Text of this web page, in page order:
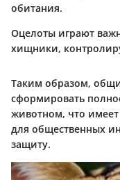
обитания.
Оцелоты играют
хищники,
Таким образом,
сформировать
животном, что имеет
для общественных
защиту.